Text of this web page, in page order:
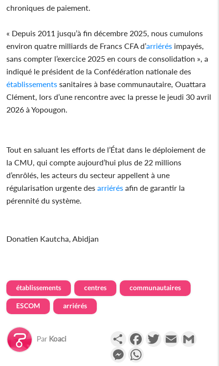
chroniques de paiement.
« Depuis 2011 jusqu’à fin décembre 2025, nous cumulons
environ quatre milliards de Francs CFA d’arriérés impayés,
sans compter l’exercice 2025 en cours de consolidation », a
indiqué le président de la Confédération nationale des
établissements sanitaires à base communautaire, Ouattara
Clément, lors d’une rencontre avec la presse le jeudi 30 avril
2026 à Yopougon.
Tout en saluant les efforts de l’État dans le déploiement de
la CMU, qui compte aujourd’hui plus de 22 millions
d’enrôlés, les acteurs du secteur appellent à une
régularisation urgente desarriérés afin de garantir la
pérennité du système.
Donatien Kautcha, Abidjan
établissements centres communautaires
ESCOM arriérés
Par Koaci PartagerFacebookTwitterEmail
Messenger